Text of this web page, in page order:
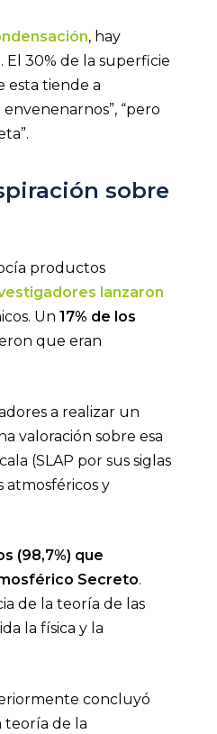
, hay
. El 30% de la superficie
esta tiende a
“pero
sobre
productos
lanzaron
Un 17% de los
que eran
a realizar un
valoración sobre esa
(SLAP por sus siglas
atmosféricos y
(98,7%) que
Secreto.
de la teoría de las
la física y la
concluyó
teoría de la